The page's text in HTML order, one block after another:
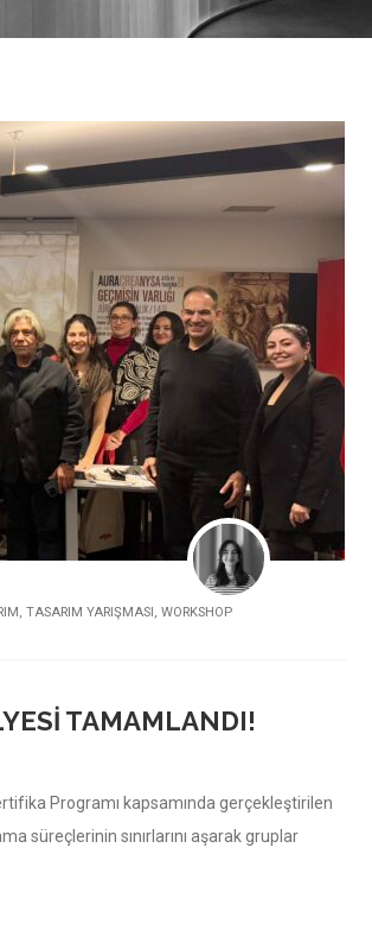
, TASARIM YARIŞMASI, WORKSHOP
TAMAMLANDI!
Programı kapsamında gerçekleştirilen
süreçlerinin sınırlarını aşarak gruplar